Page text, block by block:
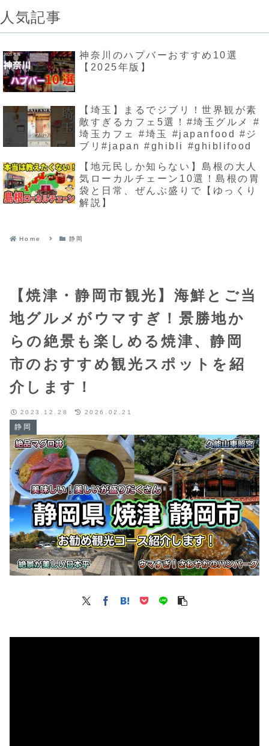
人気記事
神奈川のハプバーおすすめ10選
【2025年版】
【埼玉】まるでジブリ！世界観が素
敵すぎるカフェ5選！#埼玉グルメ #
埼玉カフェ #埼玉 #japanfood #ジ
ブリ#japan #ghibli #ghiblifood
【地元民しか知らない】島根の大人
気ローカルチェーン10選！島根の胃
袋と日常、ぜんぶ盛りで【ゆっくり
解説】
Home 静岡
【焼津・静岡市観光】海鮮とご当
地グルメがウマすぎ！景勝地か
らの絶景も楽しめる焼津、静岡
市のおすすめ観光スポットを紹
介します！
静岡
2023.12.28 2026.02.21